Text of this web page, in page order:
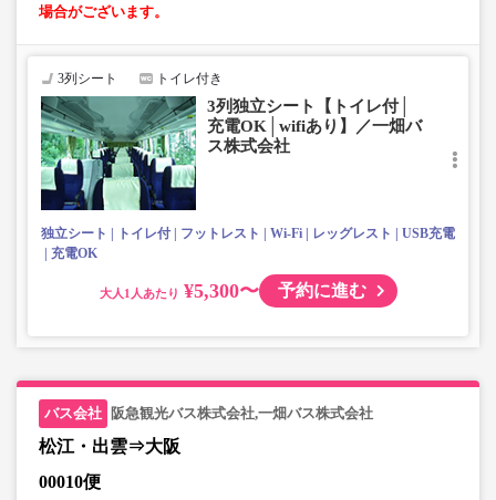
場合がございます。
3列シート トイレ付き
3列独立シート【トイレ付│
充電OK│wifiあり】／一畑バ
ス株式会社
独立シート トイレ付 フットレスト Wi-Fi レッグレスト
USB充電
充電OK
大人 ¥5,300〜 予約に進む
阪急観光バス株式会社,一畑バス株式会社
松江・出雲⇒大阪
00010便